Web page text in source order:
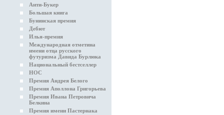
Анти-Букер
Большая книга
Бунинская премия
Дебют
Илья-премия
Международная отметина
имени отца русского
футуризма Давида Бурлюка
Национальный бестселлер
НОС
Премия Андрея Белого
Премия Аполлона Григорьева
Премия Ивана Петровича
Белкина
Премия имени Пастернака